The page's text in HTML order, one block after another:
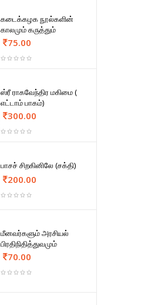
கடைக்கழக நூல்களின்
காலமும் கருத்தும்
75.00
ஸ்ரீ ராகவேந்திர மகிமை (
எட்டாம் பாகம்)
300.00
பாசச் சிறகினிலே (சக்தி)
200.00
மீனவர்களும் அரசியல்
பிரதிநிதித்துவமும்
70.00